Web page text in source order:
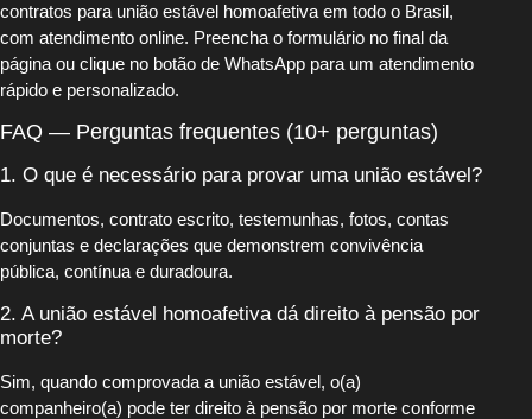
contratos para união estável homoafetiva em todo o Brasil,
com atendimento online. Preencha o formulário no final da
página ou clique no botão de WhatsApp para um atendimento
rápido e personalizado.
FAQ — Perguntas frequentes (10+ perguntas)
1. O que é necessário para provar uma união estável?
Documentos, contrato escrito, testemunhas, fotos, contas
conjuntas e declarações que demonstrem convivência
pública, contínua e duradoura.
2. A união estável homoafetiva dá direito à pensão por
morte?
Sim, quando comprovada a união estável, o(a)
companheiro(a) pode ter direito à pensão por morte conforme